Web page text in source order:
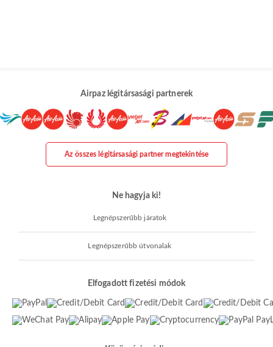
Airpaz légitársasági partnerek
Az összes légitársasági partner megtekintése
Ne hagyja ki!
Legnépszerűbb járatok
Legnépszerűbb útvonalak
Elfogadott fizetési módok